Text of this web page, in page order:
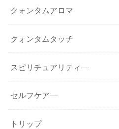
クォンタムアロマ
クォンタムタッチ
スピリチュアリティ―
セルフケア―
トリップ